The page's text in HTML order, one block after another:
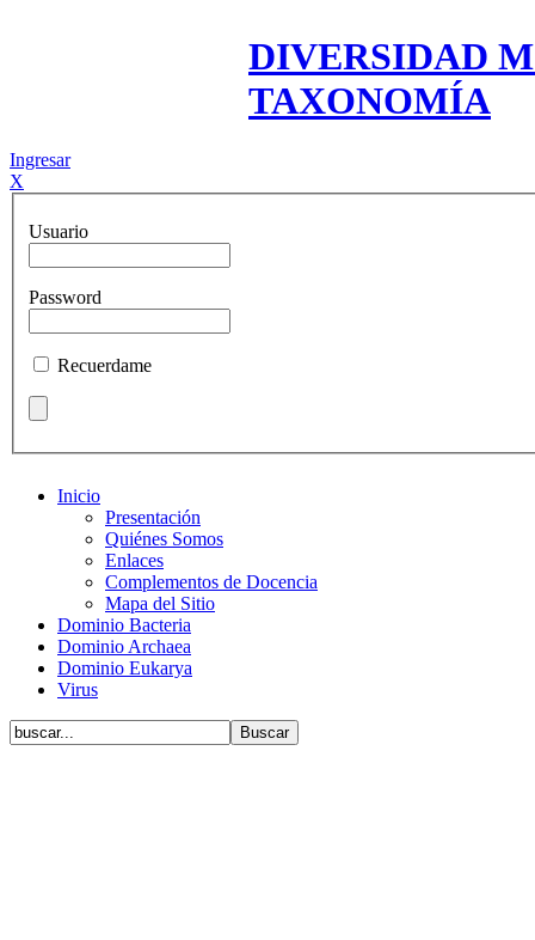
DIVERSIDAD
TAXONOMÍA
Ingresar
X
Usuario
Password
Recuerdame
Inicio
Presentación
Quiénes Somos
Enlaces
Complementos de Docencia
Mapa del Sitio
Dominio Bacteria
Dominio Archaea
Dominio Eukarya
Virus